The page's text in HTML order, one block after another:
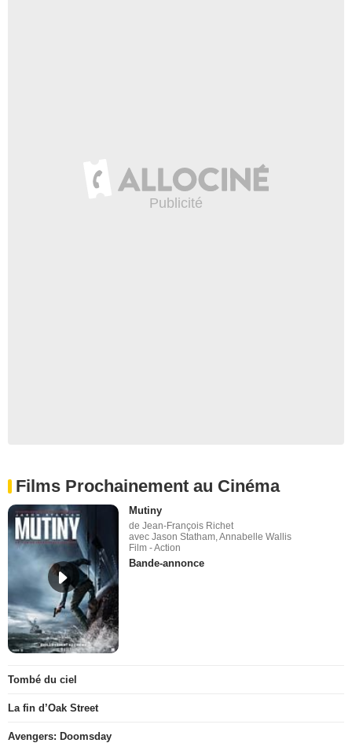
Films Prochainement au Cinéma
Mutiny
de Jean-François Richet
avec Jason Statham, Annabelle Wallis
Film - Action
Bande-annonce
Tombé du ciel
La fin d’Oak Street
Avengers: Doomsday